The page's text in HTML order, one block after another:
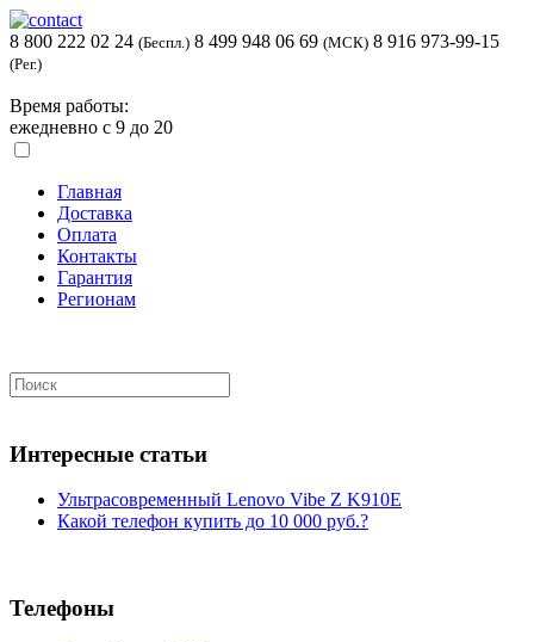
8 800 222 02 24 (Беспл.) 8 499 948 06 69 (МСК) 8 916 973-99-15
(Рег.)
Время работы:
ежедневно с 9 до 20
Главная
Доставка
Оплата
Контакты
Гарантия
Регионам
Интересные статьи
Ультрасовременный Lenovo Vibe Z K910E
Какой телефон купить до 10 000 руб.?
Телефоны